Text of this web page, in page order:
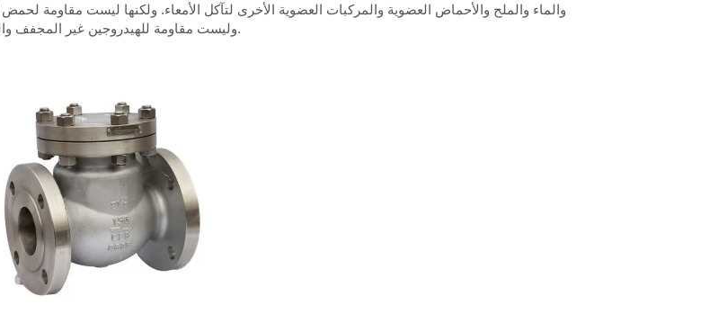
والماء والملح والأحماض العضوية والمركبات العضوية الأخرى لتآكل الأمعاء. ولكنها ليست مقاومة
وليست مقاومة للهيدروجين غير المجفف والجو المؤكسد وحمض الأكساليك وحامض اللبنيك والأحماض العضوية الأخرى.